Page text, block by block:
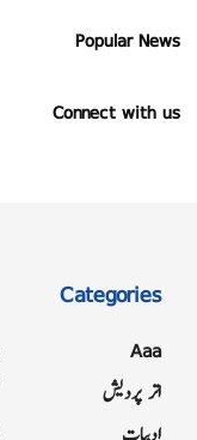
Popular News
Connect with us
Categories
Aaa
اتر پردیش